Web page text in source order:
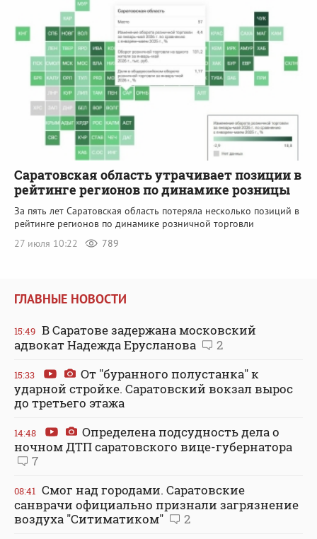
Саратовская область утрачивает позиции в
рейтинге регионов по динамике розницы
За пять лет Саратовская область потеряла несколько позиций в
рейтинге регионов по динамике розничной торговли
27 июля 10:22
789
ГЛАВНЫЕ НОВОСТИ
15:49 В Саратове задержана московский
адвокат Надежда Ерусланова
2
15:33
От "буранного полустанка" к
ударной стройке. Саратовский вокзал вырос
до третьего этажа
14:48
Определена подсудность дела о
ночном ДТП саратовского вице-губернатора
7
08:41 Смог над городами. Саратовские
санврачи официально признали загрязнение
воздуха "Ситиматиком"
2